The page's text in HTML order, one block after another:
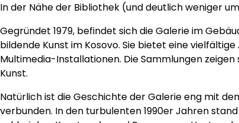
In der Nähe der Bibliothek (und deutlich weniger
Gegründet 1979, befindet sich die Galerie im
bildende Kunst im Kosovo. Sie bietet eine
Multimedia-Installationen. Die Sammlungen
Kunst.
Natürlich ist die Geschichte der Galerie eng mit
verbunden. In den turbulenten 1990er Jahren